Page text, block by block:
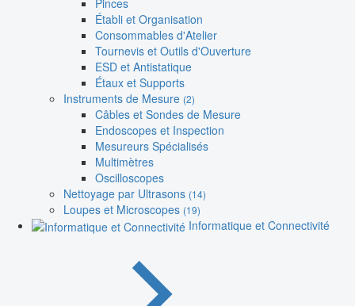
Établi et Organisation
Consommables d'Atelier
Tournevis et Outils d'Ouverture
ESD et Antistatique
Étaux et Supports
Instruments de Mesure (2)
Câbles et Sondes de Mesure
Endoscopes et Inspection
Mesureurs Spécialisés
Multimètres
Oscilloscopes
Nettoyage par Ultrasons (14)
Loupes et Microscopes (19)
Informatique et Connectivité